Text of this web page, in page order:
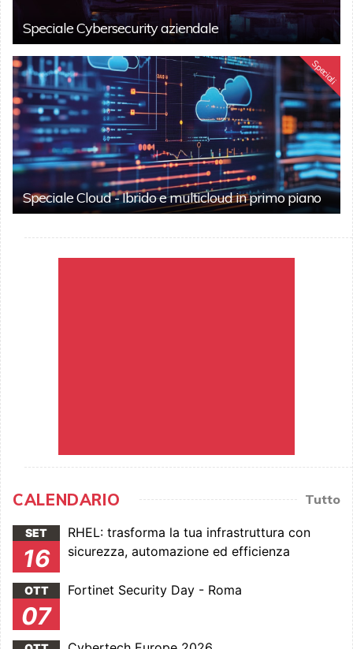
Speciale Cybersecurity aziendale
Speciali
Speciale Cloud - Ibrido e multicloud in primo piano
CALENDARIO Tutto
SET
16
RHEL: trasforma la tua infrastruttura con
sicurezza, automazione ed efficienza
OTT
07
Fortinet Security Day - Roma